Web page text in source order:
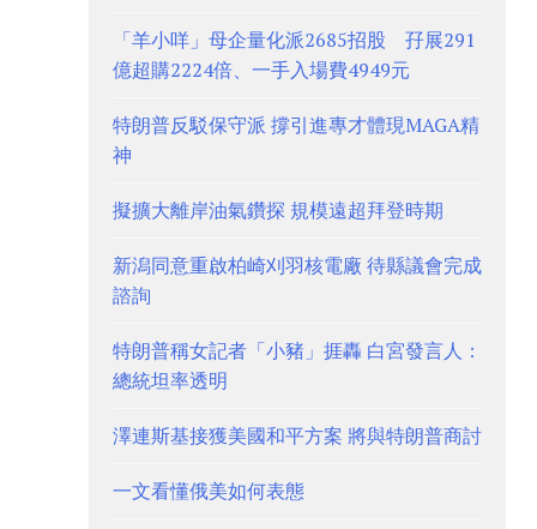
「羊小咩」母企量化派2685招股 孖展291
億超購2224倍、一手入場費4949元
特朗普反駁保守派 撐引進專才體現MAGA精
神
擬擴大離岸油氣鑽探 規模遠超拜登時期
新潟同意重啟柏崎刈羽核電廠 待縣議會完成
諮詢
特朗普稱女記者「小豬」捱轟 白宮發言人：
總統坦率透明
澤連斯基接獲美國和平方案 將與特朗普商討
一文看懂俄美如何表態